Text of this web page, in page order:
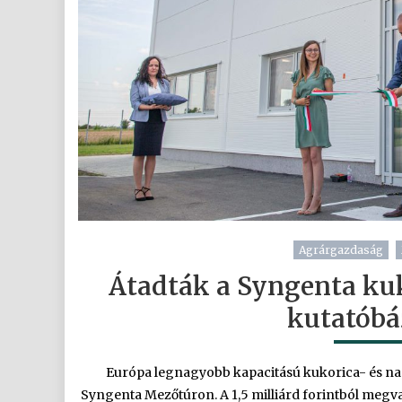
Agrárgazdaság
Átadták a Syngenta
Európa legnagyobb kapacitású kukorica- és
Syngenta Mezőtúron. A 1,5 milliárd forintból